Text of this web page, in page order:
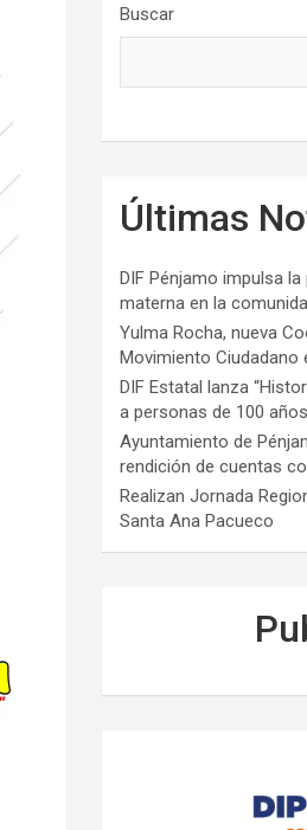
Buscar
Últimas
DIF Pénjamo impulsa
materna en la
Yulma Rocha, nueva
Movimiento Ciudadano
DIF Estatal lanza
a personas de 100
Ayuntamiento de
rendición de cuentas
Realizan Jornada
Santa Ana Pacueco